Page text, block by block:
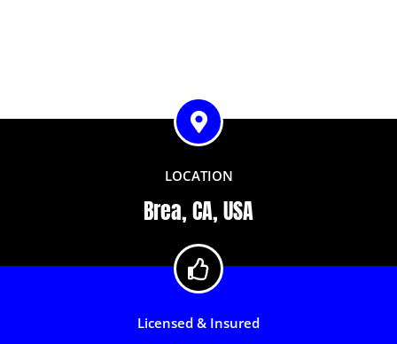
LOCATION
Brea, CA, USA
Licensed & Insured